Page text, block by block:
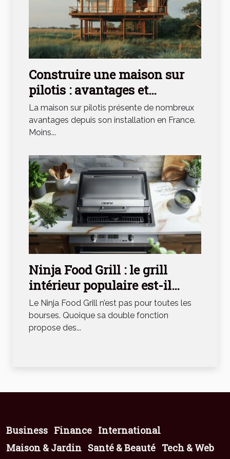
Construire une maison sur
pilotis : avantages et
inconvénients
La maison sur pilotis présente de nombreux
avantages depuis son installation en France.
Moins...
Ninja Food Grill : le grill
intérieur populaire est-il
réellement efficace ? (avis)
Le Ninja Food Grill n’est pas pour toutes les
bourses. Quoique sa double fonction
propose des...
Business Finance International
Maison & Jardin Santé & Beauté Tech & Web